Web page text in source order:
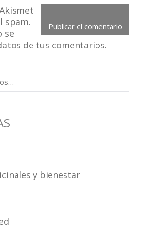
spam.
se
de tus comentarios.
y bienestar